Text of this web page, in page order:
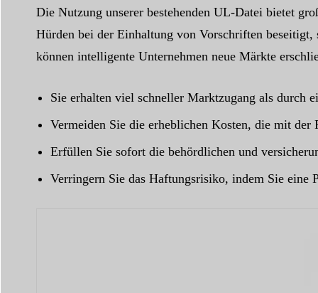
Die Nutzung unserer bestehenden UL-Datei bietet
Hürden bei der Einhaltung von Vorschriften
können intelligente Unternehmen neue Märkte
Sie erhalten viel schneller Marktzugang als durch
Vermeiden Sie die erheblichen Kosten, die mit
Erfüllen Sie sofort die behördlichen und
Verringern Sie das Haftungsrisiko, indem Sie